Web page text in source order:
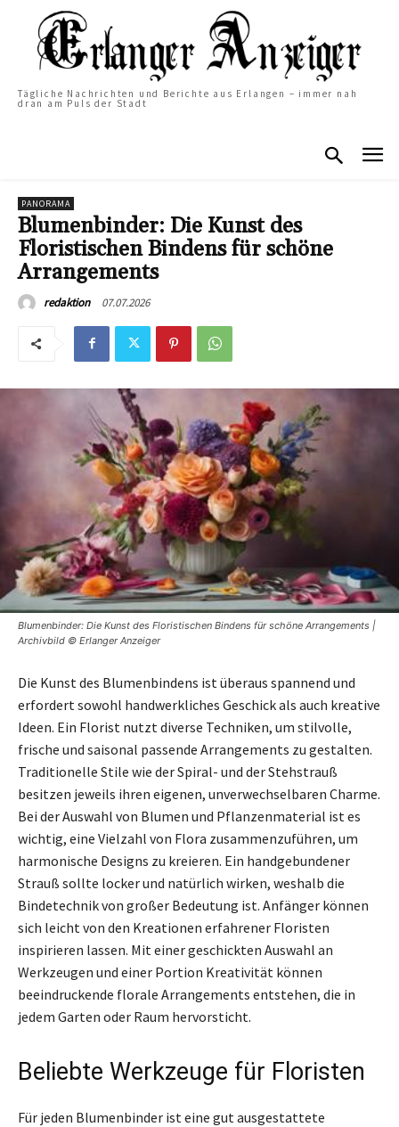
Tägliche Nachrichten und Berichte aus Erlangen – immer nah
dran am Puls der Stadt
PANORAMA
Blumenbinder: Die Kunst des
Floristischen Bindens für schöne
Arrangements
redaktion 07.07.2026
Blumenbinder: Die Kunst des Floristischen Bindens für schöne Arrangements |
Archivbild © Erlanger Anzeiger
Die Kunst des Blumenbindens ist überaus spannend und
erfordert sowohl handwerkliches Geschick als auch kreative
Ideen. Ein Florist nutzt diverse Techniken, um stilvolle,
frische und saisonal passende Arrangements zu gestalten.
Traditionelle Stile wie der Spiral- und der Stehstrauß
besitzen jeweils ihren eigenen, unverwechselbaren Charme.
Bei der Auswahl von Blumen und Pflanzenmaterial ist es
wichtig, eine Vielzahl von Flora zusammenzuführen, um
harmonische Designs zu kreieren. Ein handgebundener
Strauß sollte locker und natürlich wirken, weshalb die
Bindetechnik von großer Bedeutung ist. Anfänger können
sich leicht von den Kreationen erfahrener Floristen
inspirieren lassen. Mit einer geschickten Auswahl an
Werkzeugen und einer Portion Kreativität können
beeindruckende florale Arrangements entstehen, die in
jedem Garten oder Raum hervorsticht.
Beliebte Werkzeuge für Floristen
Für jeden Blumenbinder ist eine gut ausgestattete